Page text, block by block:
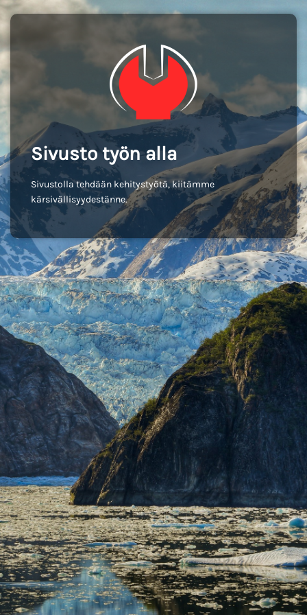
Sivusto työn alla
Sivustolla tehdään kehitystyötä, kiitämme
kärsivällisyydestänne.